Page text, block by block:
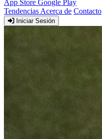
App Store Google Play
Tendencias Acerca de Contacto
Iniciar Sesión